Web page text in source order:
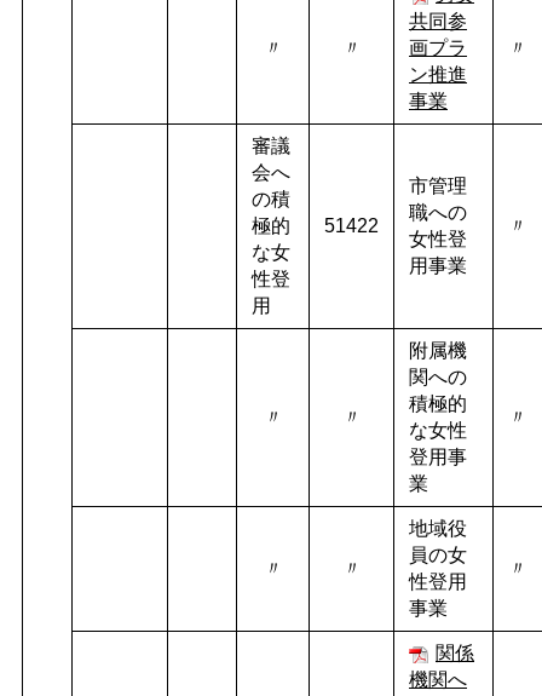
〃 〃
共同参
画プラ
ン推進
事業
〃
審議
会へ
の積
極的
な女
性登
用
51422
市管理
職への
女性登
用事業
〃
〃 〃
附属機
関への
積極的
な女性
登用事
業
〃
〃 〃
地域役
員の女
性登用
事業
〃
関係
機関へ